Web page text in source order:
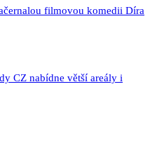
filmovou komedii Díra
CZ nabídne větší areály i